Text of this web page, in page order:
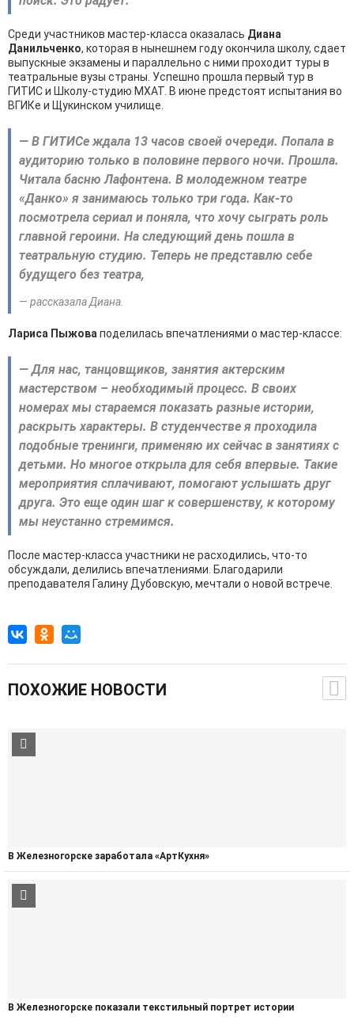
Среди участников мастер-класса оказалась Диана
Данильченко, которая в нынешнем году окончила школу, сдает
выпускные экзамены и параллельно с ними проходит туры в
театральные вузы страны. Успешно прошла первый тур в
ГИТИС и Школу-студию МХАТ. В июне предстоят испытания во
ВГИКе и Щукинском училище.
— В ГИТИСе ждала 13 часов своей очереди. Попала в
аудиторию только в половине первого ночи. Прошла.
Читала басню Лафонтена. В молодежном театре
«Данко» я занимаюсь только три года. Как-то
посмотрела сериал и поняла, что хочу сыграть роль
главной героини. На следующий день пошла в
театральную студию. Теперь не представлю себе
будущего без театра,
— рассказала Диана.
Лариса Пыжова поделилась впечатлениями о мастер-классе:
— Для нас, танцовщиков, занятия актерским
мастерством – необходимый процесс. В своих
номерах мы стараемся показать разные истории,
раскрыть характеры. В студенчестве я проходила
подобные тренинги, применяю их сейчас в занятиях с
детьми. Но многое открыла для себя впервые. Такие
мероприятия сплачивают, помогают услышать друг
друга. Это еще один шаг к совершенству, к которому
мы неустанно стремимся.
После мастер-класса участники не расходились, что-то
обсуждали, делились впечатлениями. Благодарили
преподавателя Галину Дубовскую, мечтали о новой встрече.
ПОХОЖИЕ НОВОСТИ
В Железногорске заработала «АртКухня»
В Железногорске показали текстильный портрет истории